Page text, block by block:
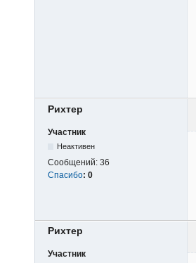
Рихтер
Участник
Неактивен
Сообщений: 36
Спасибо: 0
Рихтер
Участник